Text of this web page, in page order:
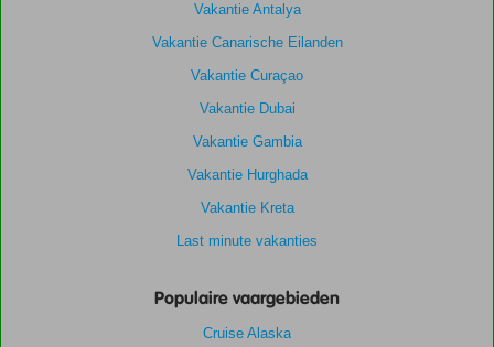
Vakantie Antalya
Vakantie Canarische Eilanden
Vakantie Curaçao
Vakantie Dubai
Vakantie Gambia
Vakantie Hurghada
Vakantie Kreta
Last minute vakanties
Populaire vaargebieden
Cruise Alaska